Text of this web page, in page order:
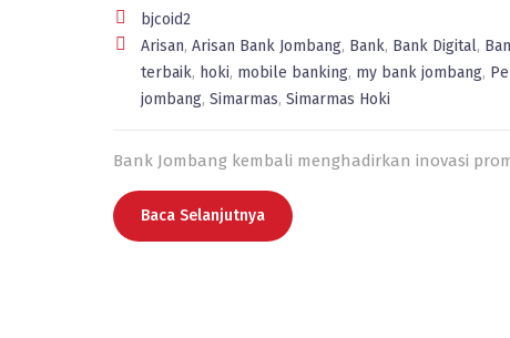
bjcoid2
Arisan, Arisan Bank Jombang, Bank, Bank Digital,
terbaik, hoki, mobile banking, my bank jombang,
jombang, Simarmas, Simarmas Hoki
Bank Jombang kembali menghadirkan inovasi
Baca Selanjutnya